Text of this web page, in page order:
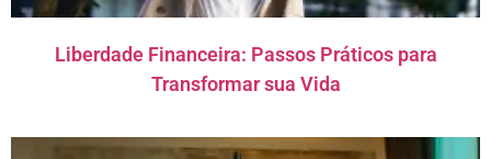
Liberdade Financeira: Passos Práticos para
Transformar sua Vida